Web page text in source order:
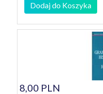
Dodaj do Koszyka
8,00 PLN